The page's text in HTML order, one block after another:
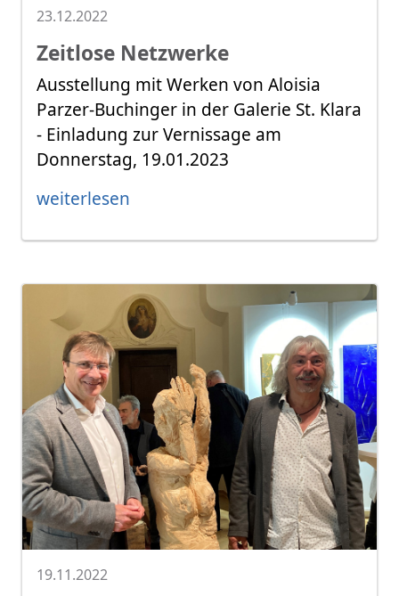
23.12.2022
Zeitlose Netzwerke
Ausstellung mit Werken von Aloisia
Parzer-Buchinger in der Galerie St. Klara
- Einladung zur Vernissage am
Donnerstag, 19.01.2023
weiterlesen
19.11.2022